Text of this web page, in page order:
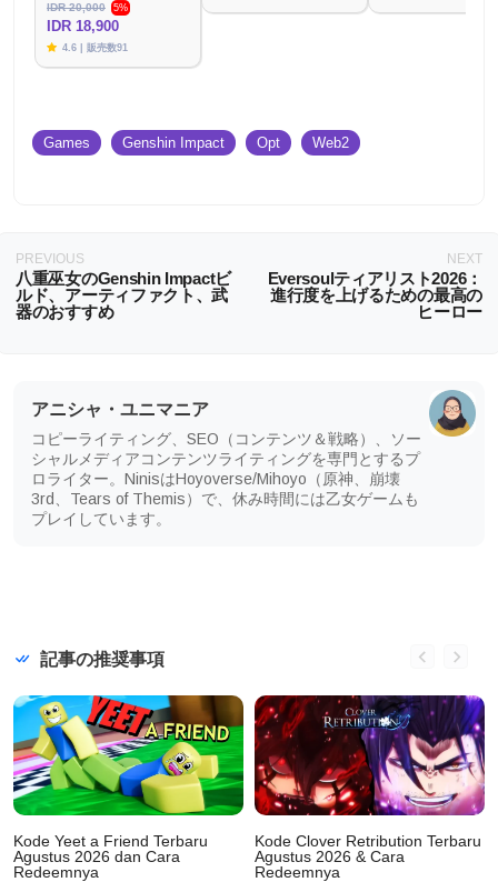
IDR 20,000
5%
IDR 18,900
4.6 | 販売数91
Games Genshin Impact Opt Web2
PREVIOUS
八重巫女のGenshin Impactビ
ルド、アーティファクト、武
器のおすすめ
NEXT
Eversoulティアリスト2026：
進行度を上げるための最高の
ヒーロー
アニシャ・ユニマニア
コピーライティング、SEO（コンテンツ＆戦略）、ソー
シャルメディアコンテンツライティングを専門とするプ
ロライター。NinisはHoyoverse/Mihoyo（原神、崩壊
3rd、Tears of Themis）で、休み時間には乙女ゲームも
プレイしています。
記事の推奨事項
Kode Yeet a Friend Terbaru
Agustus 2026 dan Cara
Redeemnya
Kode Clover Retribution Terbaru
Agustus 2026 & Cara
Redeemnya